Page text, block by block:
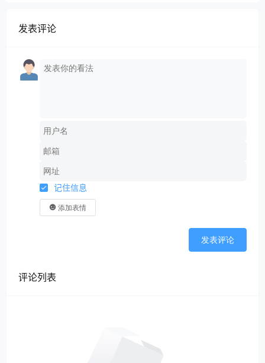
发表评论
记住信息
添加表情
发表评论
评论列表